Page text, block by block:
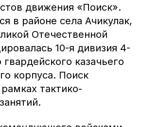
движения «Поиск».
в районе села Ачикулак,
Отечественной
10-я дивизия 4-
гвардейского казачьего
корпуса. Поиск
тактико-